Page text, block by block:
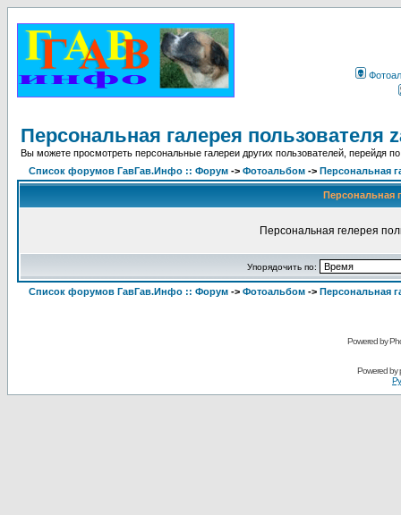
Персональная галерея пользователя
Вы можете просмотреть персональные галереи других пользователей, перейдя
Список форумов ГавГав.Инфо :: Форум -> Фотоальбом -> Персональная
Персональная
Персональная гелерея
Упорядочить по:
Список форумов ГавГав.Инфо :: Форум -> Фотоальбом -> Персональная
Powered by
Powered by